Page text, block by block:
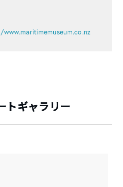
トギャラリー